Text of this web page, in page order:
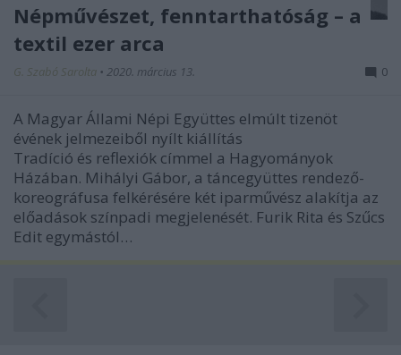
Népművészet, fenntarthatóság – a
textil ezer arca
G. Szabó Sarolta • 2020. március 13. 0
A Magyar Állami Népi Együttes elmúlt tizenöt
évének jelmezeiből nyílt kiállítás
Tradíció és reflexiók címmel a Hagyományok
Házában. Mihályi Gábor, a táncegyüttes rendező-
koreográfusa felkérésére két iparművész alakítja az
előadások színpadi megjelenését. Furik Rita és Szűcs
Edit egymástól…